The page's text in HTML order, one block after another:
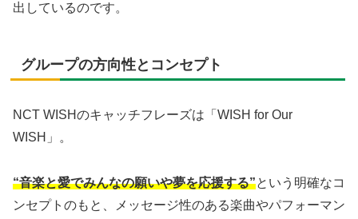
出しているのです。
グループの方向性とコンセプト
NCT WISHのキャッチフレーズは「WISH for Our
WISH」。
“音楽と愛でみんなの願いや夢を応援する”という明確なコ
ンセプトのもと、メッセージ性のある楽曲やパフォーマン